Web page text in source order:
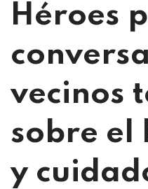
Héroes
vecinos
sobre el
y